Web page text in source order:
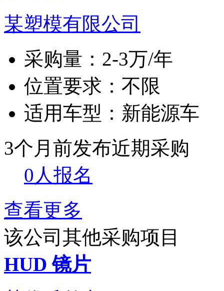
某塑模有限公司
采购量： 2-3万/年
位置要求： 不限
适用车型： 新能源车
3个月前发布近期采购
0人报名
查看更多
该公司其他采购项目
HUD 镜片